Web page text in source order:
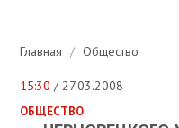
Главная / Общество
15:30 / 27.03.2008
ОБЩЕСТВО